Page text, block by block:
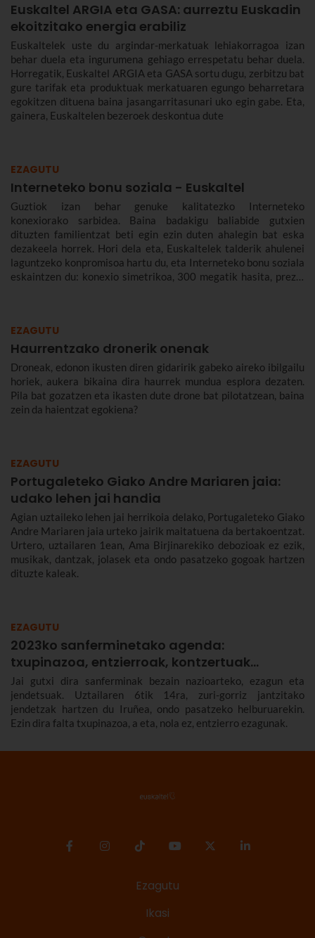
Euskaltel ARGIA eta GASA: aurreztu Euskadin
ekoitzitako energia erabiliz
Euskaltelek uste du argindar-merkatuak lehiakorragoa izan
behar duela eta ingurumena gehiago errespetatu behar duela.
Horregatik, Euskaltel ARGIA eta GASA sortu dugu, zerbitzu bat
gure tarifak eta produktuak merkatuaren egungo beharretara
egokitzen dituena baina jasangarritasunari uko egin gabe. Eta,
gainera, Euskaltelen bezeroek deskontua dute
EZAGUTU
Interneteko bonu soziala - Euskaltel
Guztiok izan behar genuke kalitatezko Interneteko
konexiorako sarbidea. Baina badakigu baliabide gutxien
dituzten familientzat beti egin ezin duten ahalegin bat eska
dezakeela horrek. Hori dela eta, Euskaltelek talderik ahulenei
laguntzeko konpromisoa hartu du, eta Interneteko bonu soziala
eskaintzen du: konexio simetrikoa, 300 megatik hasita, prezio
EZAGUTU
Haurrentzako dronerik onenak
Droneak, edonon ikusten diren gidaririk gabeko aireko ibilgailu
horiek, aukera bikaina dira haurrek mundua esplora dezaten.
Pila bat gozatzen eta ikasten dute drone bat pilotatzean, baina
zein da haientzat egokiena?
EZAGUTU
Portugaleteko Giako Andre Mariaren jaia:
udako lehen jai handia
Agian uztaileko lehen jai herrikoia delako, Portugaleteko Giako
Andre Mariaren jaia urteko jairik maitatuena da bertakoentzat.
Urtero, uztailaren 1ean, Ama Birjinarekiko debozioak ez ezik,
musikak, dantzak, jolasek eta ondo pasatzeko gogoak hartzen
dituzte kaleak.
EZAGUTU
2023ko sanferminetako agenda:
txupinazoa, entzierroak, kontzertuak…
Jai gutxi dira sanferminak bezain nazioarteko, ezagun eta
jendetsuak. Uztailaren 6tik 14ra, zuri-gorriz jantzitako
jendetzak hartzen du Iruñea, ondo pasatzeko helburuarekin.
Ezin dira falta txupinazoa, a eta, nola ez, entzierro ezagunak.
Ezagutu
Ikasi